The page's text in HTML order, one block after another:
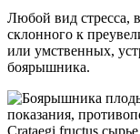
Любой вид стресса,
склонного к
или умственных,
боярышника.